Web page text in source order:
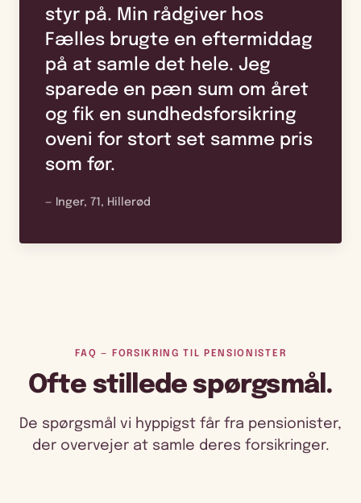
styr på. Min rådgiver hos
Fælles brugte en eftermiddag
på at samle det hele. Jeg
sparede en pæn sum om året
og fik en sundhedsforsikring
oveni for stort set samme pris
som før.
— Inger, 71, Hillerød
FAQ — FORSIKRING TIL PENSIONISTER
Ofte stillede spørgsmål.
De spørgsmål vi hyppigst får fra pensionister,
der overvejer at samle deres forsikringer.